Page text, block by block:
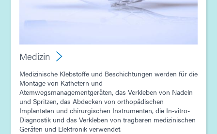
Medizin
Medizinische Klebstoffe und Beschichtungen werden für die
Montage von Kathetern und
Atemwegsmanagementgeräten, das Verkleben von Nadeln
und Spritzen, das Abdecken von orthopädischen
Implantaten und chirurgischen Instrumenten, die In-vitro-
Diagnostik und das Verkleben von tragbaren medizinischen
Geräten und Elektronik verwendet.